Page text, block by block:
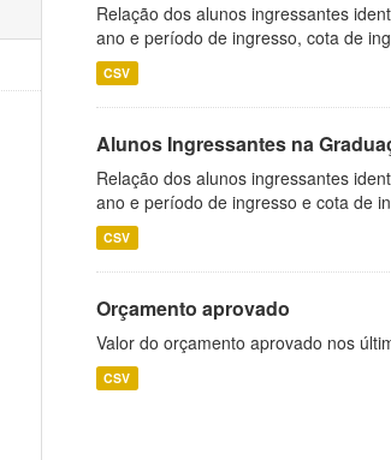
Relação dos alunos ingressantes
ano e período de ingresso, cota de
CSV
Alunos Ingressantes na
Relação dos alunos ingressantes
ano e período de ingresso e cota de
CSV
Orçamento aprovado
Valor do orçamento aprovado nos
CSV